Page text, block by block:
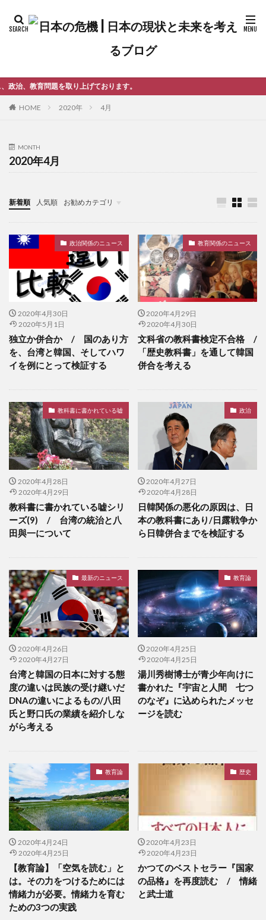
り上げております。
HOME 2020年 4月
MONTH
2020年4月
新着順 人気順 お勧めカテゴリ
未分類
政治関係のニュース
2020年4月30日
2020年5月1日
独立か併合か / 国のあり方
を、台湾と韓国、そしてハワ
イを例にとって検証する
教育関係のニュース
2020年4月29日
2020年4月30日
文科省の教科書検定不合格 /
「歴史教科書」を通して韓国
併合を考える
教科書に書かれている嘘
2020年4月28日
2020年4月29日
教科書に書かれている嘘シリ
ーズ(9) / 台湾の統治と八
田與一について
政治
2020年4月27日
2020年4月28日
日韓関係の悪化の原因は、日
本の教科書にあり/日露戦争か
ら日韓併合までを検証する
最新のニュース
2020年4月26日
2020年4月27日
台湾と韓国の日本に対する態
度の違いは民族の受け継いだ
DNAの違いによるもの/八田
氏と野口氏の業績を紹介しな
がら考える
教育論
2020年4月25日
2020年4月25日
湯川秀樹博士が青少年向けに
書かれた『宇宙と人間 七つ
のなぞ』に込められたメッセ
ージを読む
教育論
2020年4月24日
2020年4月25日
【教育論】「空気を読む」と
は。その力をつけるためには
情緒力が必要。情緒力を育む
ための3つの実践
歴史
2020年4月23日
2020年4月23日
かつてのベストセラー『国家
の品格』を再度読む / 情緒
と武士道